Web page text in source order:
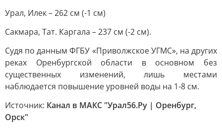
Урал, Илек – 262 см (-1 см)
Сакмара, Тат. Каргала – 237 см (-2 см).
Судя по данным ФГБУ «Приволжское УГМС», на других
реках Оренбургской области в основном без
существенных изменений, лишь местами
наблюдается повышение уровней воды на 1-8 см.
Источник: Канал в МАКС "Урал56.Ру | Оренбург,
Орск"